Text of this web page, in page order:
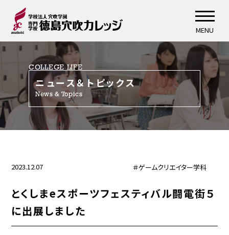
MENU
COLLEGE LIFE
ニュース＆トピックス
News & Topics
2023.12.07 ＃ゲームクリエイター学科
とくしまeスポーツフェスティバル闘電街５
に出展しました